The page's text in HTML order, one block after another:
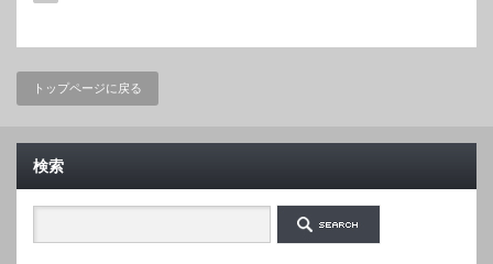
トップページに戻る
検索